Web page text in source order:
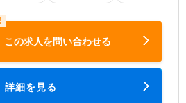
この求人を問い合わせる
詳細を見る